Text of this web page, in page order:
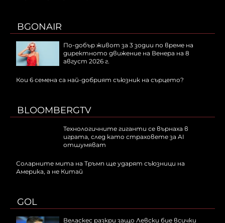
BGONAIR
По-добър живот за 3 зодии по време на
директното движение на Венера на 8
август 2026 г.
Кои 6 семена са най-добрият съюзник на сърцето?
BLOOMBERGTV
Технологичните гиганти се върнаха в
играта, след като страховете за AI
отшумяват
Соларните мита на Тръмп ще ударят съюзници на
Америка, а не Китай
GOL
Веласкес разкри защо Левски бие всички